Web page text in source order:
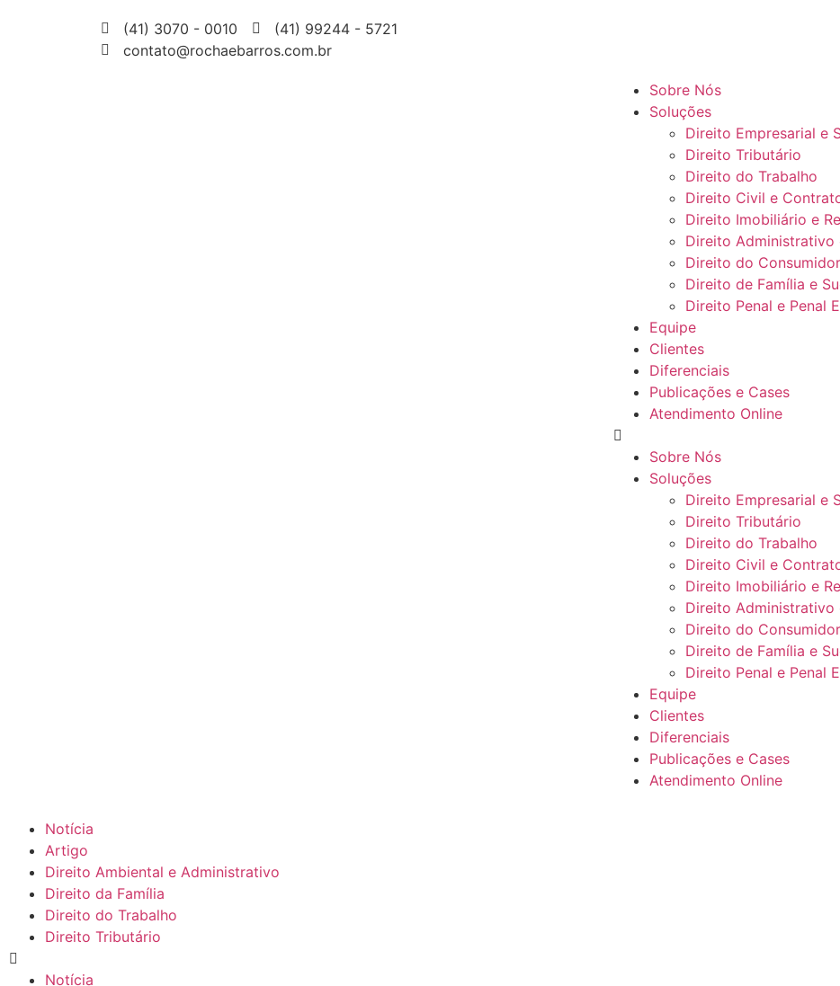
(41) 3070 - 0010
(41) 99244 - 5721
contato@rochaebarros.com.br
Sobre Nós
Soluções
Direito Empresarial e
Direito Tributário
Direito do Trabalho
Direito Civil e
Direito Imobiliário e
Direito Administrativo
Direito do Consumidor
Direito de Família e
Direito Penal e Penal
Equipe
Clientes
Diferenciais
Publicações e Cases
Atendimento Online
Sobre Nós
Soluções
Direito Empresarial e
Direito Tributário
Direito do Trabalho
Direito Civil e
Direito Imobiliário e
Direito Administrativo
Direito do Consumidor
Direito de Família e
Direito Penal e Penal
Equipe
Clientes
Diferenciais
Publicações e Cases
Atendimento Online
Notícia
Artigo
Direito Ambiental e Administrativo
Direito da Família
Direito do Trabalho
Direito Tributário
Notícia